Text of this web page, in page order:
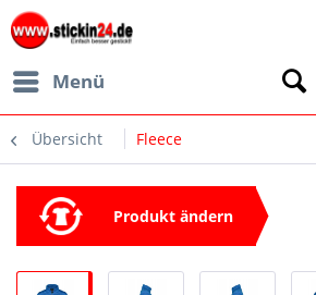
Menü
Übersicht Fleece
Produkt ändern